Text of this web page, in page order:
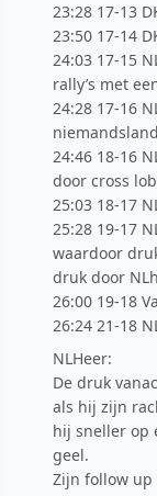
23:28 17-13
23:50 17-14
24:03 17-15
rally’s met
24:28 17-16
24:46 18-16
door cross
25:03 18-17
25:28 19-17
waardoor
druk door
26:00 19-18
26:24 21-18
NLHeer:
De druk
als hij zijn
hij sneller op
geel.
Zijn follow up